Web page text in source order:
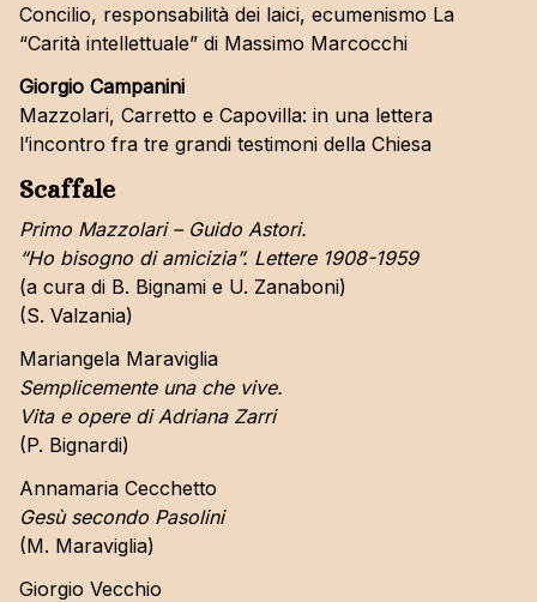
Concilio, responsabilità dei laici, ecumenismo La
“Carità intellettuale” di Massimo Marcocchi
Giorgio Campanini
Mazzolari, Carretto e Capovilla: in una lettera
l’incontro fra tre grandi testimoni della Chiesa
Scaffale
Primo Mazzolari – Guido Astori.
“Ho bisogno di amicizia”. Lettere 1908-1959
(a cura di B. Bignami e U. Zanaboni)
(S. Valzania)
Mariangela Maraviglia
Semplicemente una che vive.
Vita e opere di Adriana Zarri
(P. Bignardi)
Annamaria Cecchetto
Gesù secondo Pasolini
(M. Maraviglia)
Giorgio Vecchio